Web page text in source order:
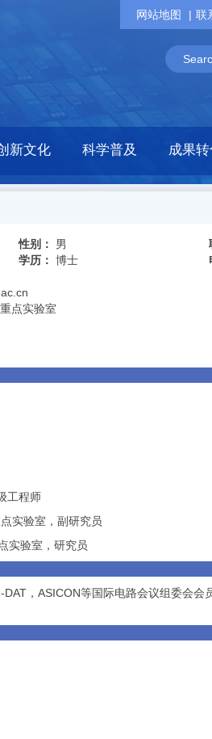
网站地图 联
新文化 科学普及 成果
性别： 男
学历： 博士
点实验室
工程师
实验室，副研究员
实验室，研究员
DAT ， ASICON等国际电路会议组委会会